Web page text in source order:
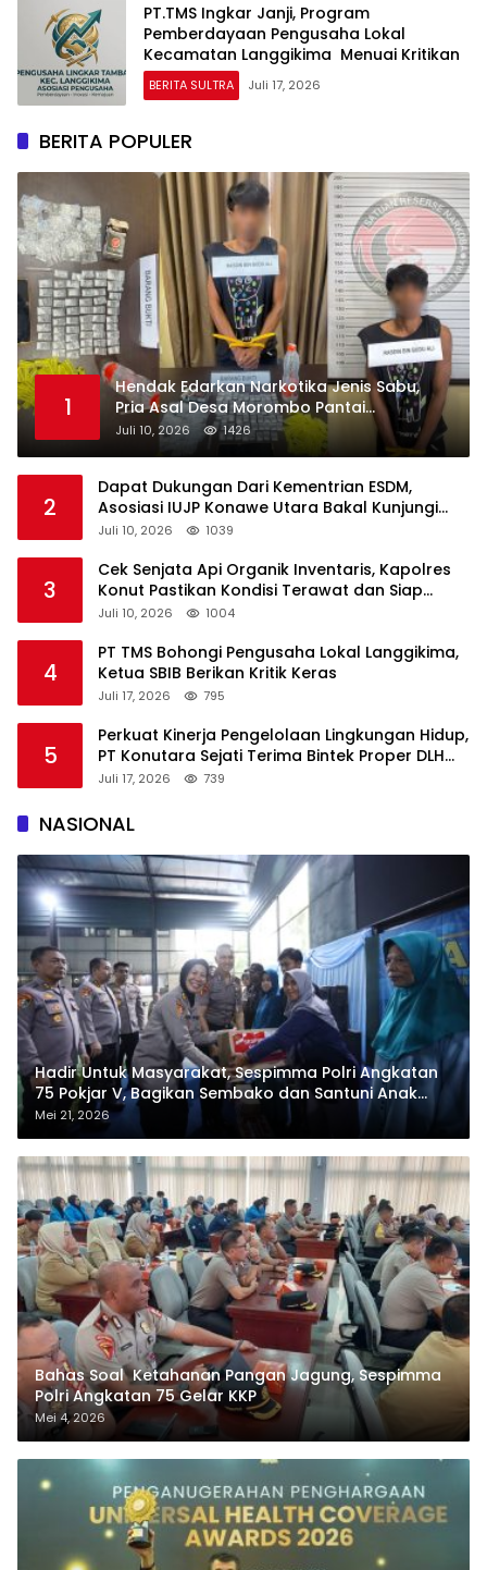
PT.TMS Ingkar Janji, Program
Pemberdayaan Pengusaha Lokal
Kecamatan Langgikima Menuai Kritikan
BERITA SULTRA Juli 17, 2026
BERITA POPULER
1
Hendak Edarkan Narkotika Jenis Sabu,
Pria Asal Desa Morombo Pantai
Diamankan Polisi
Juli 10, 2026 1426
2
Dapat Dukungan Dari Kementrian ESDM,
Asosiasi IUJP Konawe Utara Bakal Kunjungi
Pemegang IUP di Konut
Juli 10, 2026 1039
3
Cek Senjata Api Organik Inventaris, Kapolres
Konut Pastikan Kondisi Terawat dan Siap
Digunakan
Juli 10, 2026 1004
4
PT TMS Bohongi Pengusaha Lokal Langgikima,
Ketua SBIB Berikan Kritik Keras
Juli 17, 2026 795
5
Perkuat Kinerja Pengelolaan Lingkungan Hidup,
PT Konutara Sejati Terima Bintek Proper DLH
Sultra
Juli 17, 2026 739
NASIONAL
Hadir Untuk Masyarakat, Sespimma Polri Angkatan
75 Pokjar V, Bagikan Sembako dan Santuni Anak
Yatim
Mei 21, 2026
Bahas Soal Ketahanan Pangan Jagung, Sespimma
Polri Angkatan 75 Gelar KKP
Mei 4, 2026